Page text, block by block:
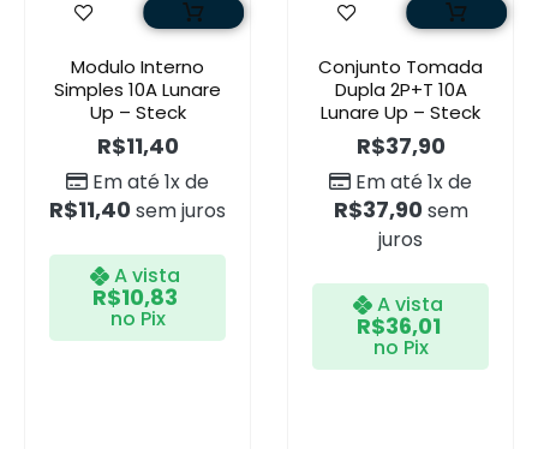
Modulo Interno
Simples 10A Lunare
Up – Steck
R$11,40
Em até 1x de
R$11,40 sem juros
A vista
R$10,83
no Pix
Conjunto Tomada
Dupla 2P+T 10A
Lunare Up – Steck
R$37,90
Em até 1x de
R$37,90 sem
juros
A vista
R$36,01
no Pix